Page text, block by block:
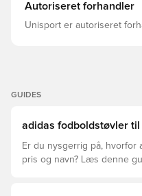
markant adidas-mærke, der
teknologi med klassisk design. Almindelig
Autoriseret forhandler
Unisport er autoriseret
GUIDES
adidas fodboldstøvler
Er du nysgerrig på, hvorfor
pris og navn? Læs denne